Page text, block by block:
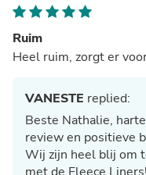
Ruim
Heel ruim, zorgt er
VANESTE replied:
Beste Nathalie,
review en positieve
Wij zijn heel blij om
met de Fleece